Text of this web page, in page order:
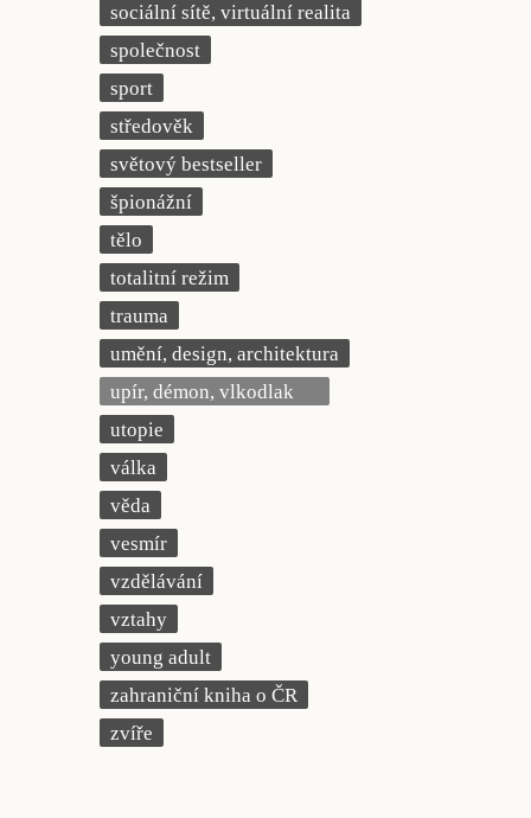
sociální sítě, virtuální realita
společnost
sport
středověk
světový bestseller
špionážní
tělo
totalitní režim
trauma
umění, design, architektura
upír, démon, vlkodlak
utopie
válka
věda
vesmír
vzdělávání
vztahy
young adult
zahraniční kniha o ČR
zvíře